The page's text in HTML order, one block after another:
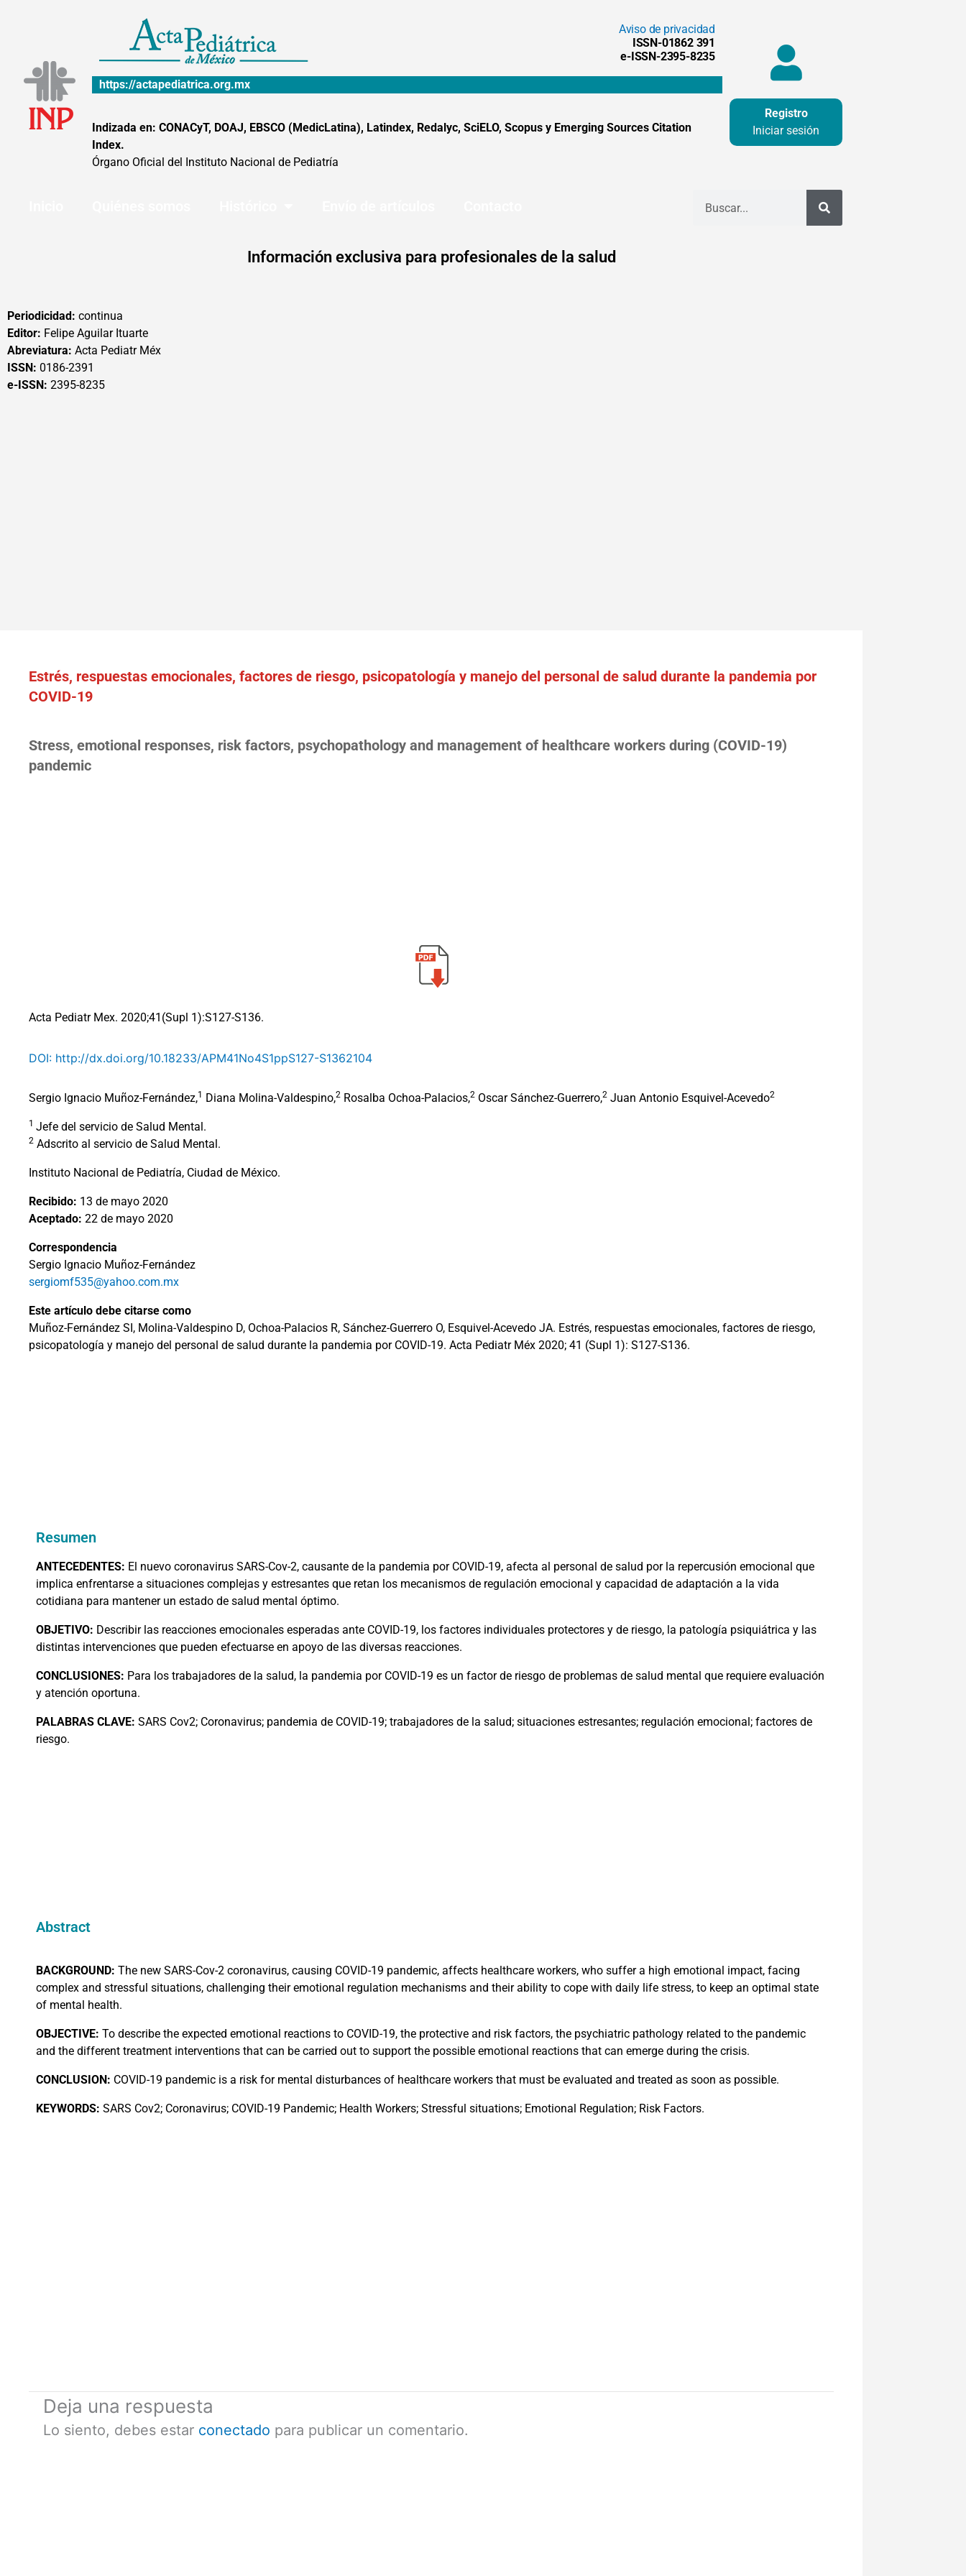
Aviso de privacidad
ISSN-01862 391
e-ISSN-2395-8235
https://actapediatrica.org.mx
Indizada en: CONACyT, DOAJ, EBSCO (MedicLatina), Latindex, Redalyc, SciELO, Scopus y Emerging Sources Citation
Index.
Órgano Oficial del Instituto Nacional de Pediatría
Registro
Iniciar sesión
Información exclusiva para profesionales de la salud
Periodicidad: continua
Editor: Felipe Aguilar Ituarte
Abreviatura: Acta Pediatr Méx
ISSN: 0186-2391
e-ISSN: 2395-8235
Estrés, respuestas emocionales, factores de riesgo, psicopatología y manejo del personal de salud durante la pandemia por
COVID-19
Stress, emotional responses, risk factors, psychopathology and management of healthcare workers during (COVID-19)
pandemic
Acta Pediatr Mex. 2020;41(Supl 1):S127-S136.
DOI: http://dx.doi.org/10.18233/APM41No4S1ppS127-S1362104
Sergio Ignacio Muñoz-Fernández,1 Diana Molina-Valdespino,2 Rosalba Ochoa-Palacios,2 Oscar Sánchez-Guerrero,2 Juan Antonio Esquivel-Acevedo2
1 Jefe del servicio de Salud Mental.
2 Adscrito al servicio de Salud Mental.
Instituto Nacional de Pediatría, Ciudad de México.
Recibido: 13 de mayo 2020
Aceptado: 22 de mayo 2020
Correspondencia
Sergio Ignacio Muñoz-Fernández
sergiomf535@yahoo.com.mx
Este artículo debe citarse como
Muñoz-Fernández SI, Molina-Valdespino D, Ochoa-Palacios R, Sánchez-Guerrero O, Esquivel-Acevedo JA. Estrés, respuestas emocionales, factores de riesgo,
psicopatología y manejo del personal de salud durante la pandemia por COVID-19. Acta Pediatr Méx 2020; 41 (Supl 1 ): S127-S136.
Resumen
ANTECEDENTES: El nuevo coronavirus SARS-Cov-2, causante de la pandemia por COVID-19, afecta al personal de salud por la repercusión emocional que
implica enfrentarse a situaciones complejas y estresantes que retan los mecanismos de regulación emocional y capacidad de adaptación a la vida
cotidiana para mantener un estado de salud mental óptimo.
OBJETIVO: Describir las reacciones emocionales esperadas ante COVID-19, los factores individuales protectores y de riesgo, la patología psiquiátrica y las
distintas intervenciones que pueden efectuarse en apoyo de las diversas reacciones.
CONCLUSIONES: Para los trabajadores de la salud, la pandemia por COVID-19 es un factor de riesgo de problemas de salud mental que requiere evaluación
y atención oportuna.
PALABRAS CLAVE: SARS Cov2; Coronavirus; pandemia de COVID-19; trabajadores de la salud; situaciones estresantes; regulación emocional; factores de
riesgo.
Abstract
BACKGROUND: The new SARS-Cov-2 coronavirus, causing COVID-19 pandemic, affects healthcare workers, who suffer a high emotional impact, facing
complex and stressful situations, challenging their emotional regulation mechanisms and their ability to cope with daily life stress, to keep an optimal state
of mental health.
OBJECTIVE: To describe the expected emotional reactions to COVID-19, the protective and risk factors, the psychiatric pathology related to the pandemic
and the different treatment interventions that can be carried out to support the possible emotional reactions that can emerge during the crisis.
CONCLUSION: COVID-19 pandemic is a risk for mental disturbances of healthcare workers that must be evaluated and treated as soon as possible.
KEYWORDS: SARS Cov2; Coronavirus; COVID-19 Pandemic; Health Workers; Stressful situations; Emotional Regulation; Risk Factors.
Deja una respuesta
Lo siento, debes estar conectado para publicar un comentario.